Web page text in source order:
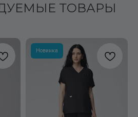
ТОВАРЫ
Новинка